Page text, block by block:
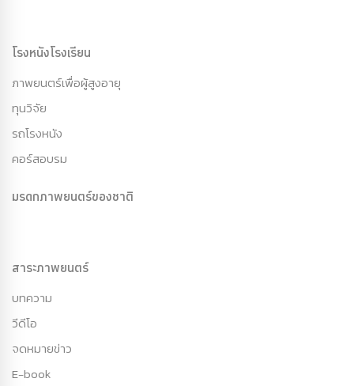
โรงหนังโรงเรียน
ภาพยนตร์เพื่อผู้สูงอายุ
ทุนวิจัย
รถโรงหนัง
คอร์สอบรม
มรดกภาพยนตร์ของชาติ
สาระภาพยนตร์
บทความ
วีดีโอ
จดหมายข่าว
E-book